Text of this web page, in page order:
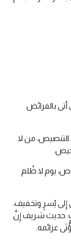
بالفرائض
من لا
يوم لا ظُلم
إِلى يُسرٍ وتخفيف،
حديث شريف إِنَّ
عزائمه.